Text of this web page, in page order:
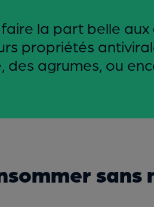
la part belle aux
propriétés
des agrumes, ou